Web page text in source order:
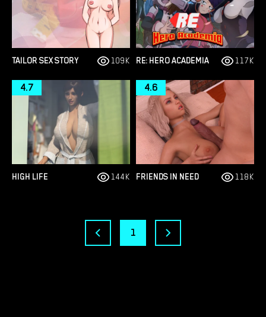
TAILOR SEX STORY 109K RE: HERO ACADEMIA 117K
HIGH LIFE
4.7
144K FRIENDS IN NEED
4.6
118K
1